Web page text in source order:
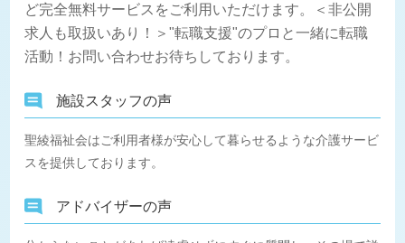
ど完全無料サービスをご利用いただけます。＜非公開
求人も取扱いあり！＞"転職支援"のプロと一緒に転職
活動！お問い合わせお待ちしております。
施設スタッフの声
聖綾福祉会はご利用者様が安心して暮らせるような介護サービ
スを提供しております。
アドバイザーの声